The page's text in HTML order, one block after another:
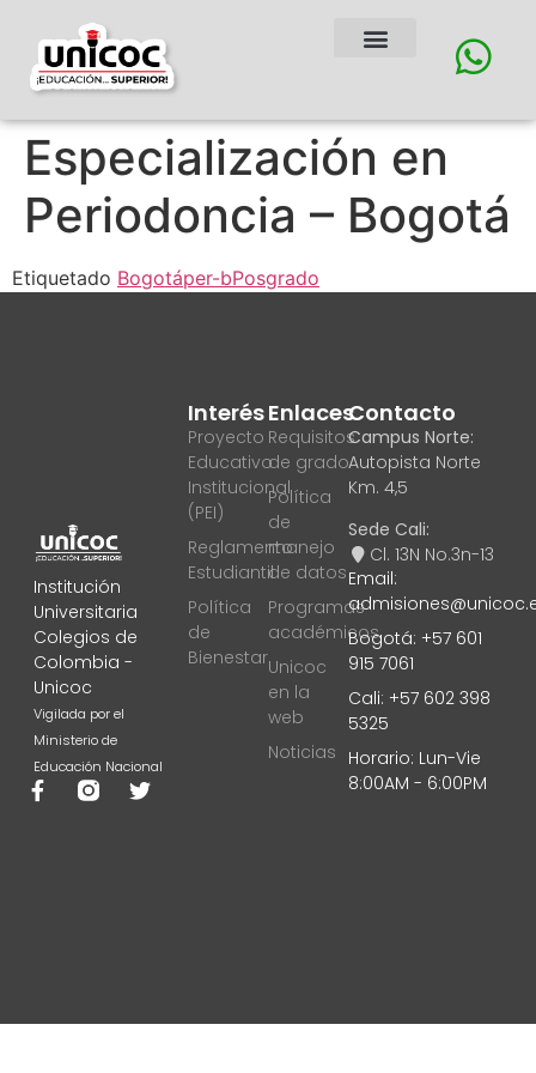
Especialización en
Periodoncia – Bogotá
Etiquetado Bogotáper-bPosgrado
Institución
Universitaria
Colegios de
Colombia -
Unicoc
Vigilada por el
Ministerio de
Educación Nacional
Enlaces
Requisitos
de grado
Política
de
manejo
de datos
Programas
académicos
Unicoc
en la
web
Noticias
Interés
Proyecto
Educativo
Institucional
(PEI)
Reglamento
Estudiantil
Política
de
Bienestar
Contacto
Campus Norte:
Autopista Norte
Km. 4,5
Sede Cali:
Cl. 13N No.3n-13
Email:
Bogotá: +57 601
915 7061
Cali: +57 602 398
5325
Horario: Lun-Vie
8:00AM - 6:00PM